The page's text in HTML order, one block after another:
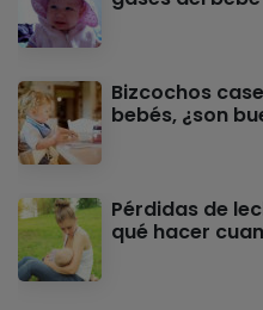
Bizcochos
bebés, ¿son
Pérdidas de
qué hacer